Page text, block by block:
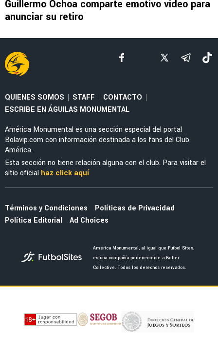
Guillermo Ochoa comparte emotivo video para
anunciar su retiro
QUIENES SOMOS | STAFF | CONTACTO |
ESCRIBE EN ÁGUILAS MONUMENTAL
América Monumental es una sección especial del portal
Bolavip.com con información destinada a los fans del Club
América.
Esta sección no tiene relación alguna con el club. Para visitar el
sitio oficial haz click aquí
Términos y Condiciones
Políticas de Privacidad
Política Editorial
Ad Choices
América Monumental, al igual que Futbol Sites,
es una compañía perteneciente a Better
Collective. Todos los derechos reservados.